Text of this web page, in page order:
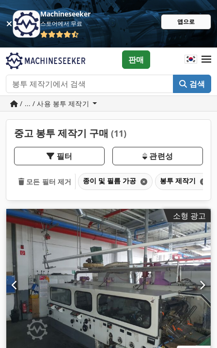
Machineseeker
스토어에서 무료 앱으로
검색
판매
/ ... / 사용 봉투 제작기
중고 봉투 제작기 구매 (11)
필터 관련성
모든 필터 제거 종이 및 필름 가공 봉투 제작기
소형 광고